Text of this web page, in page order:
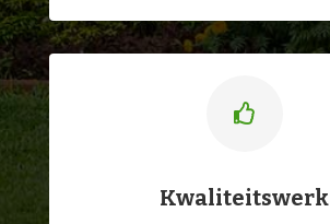

Kwaliteitswerk